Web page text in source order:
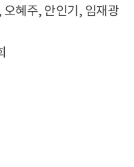
혜주, 안인기, 임재광